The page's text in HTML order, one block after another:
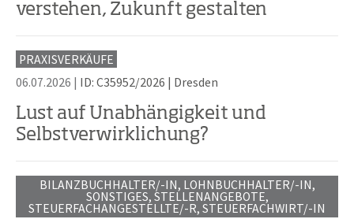
verstehen, Zukunft gestalten
PRAXISVERKÄUFE
06.07.2026 | ID: C35952/2026 Dresden
Lust auf Unabhängigkeit und
Selbstverwirklichung?
BILANZBUCHHALTER/-IN, LOHNBUCHHALTER/-IN,
SONSTIGES, STELLENANGEBOTE,
STEUERFACHANGESTELLTE/-R, STEUERFACHWIRT/-IN